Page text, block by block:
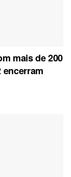
mais de 200
encerram